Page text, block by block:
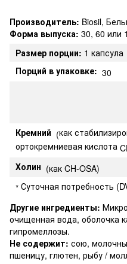
Производитель: Biosil,
Форма выпуска: 30, 60 или
Размер порции: 1 капсула
Порций в упаковке: 30
Кремний (как
ортокремниевая кислота
Холин (как CH-OSA)
* Суточная потребность
Другие ингредиенты:
очищенная вода, оболочка
гипромеллозы.
Не содержит: сою,
пшеницу, глютен, рыбу /